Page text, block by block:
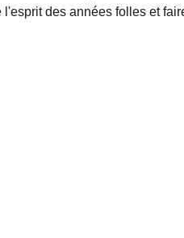
l'esprit des années folles et